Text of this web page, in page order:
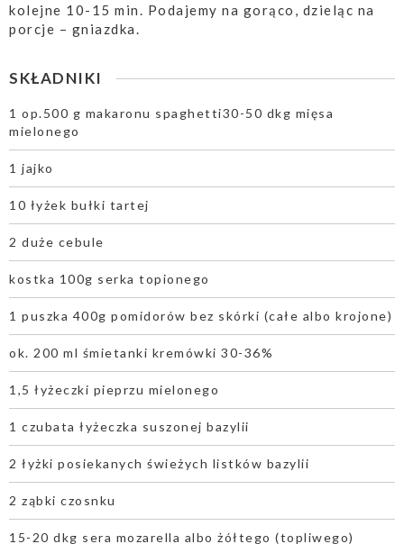
kolejne 10-15 min. Podajemy na gorąco, dzieląc na
porcje – gniazdka.
SKŁADNIKI
1 op.500 g makaronu spaghetti30-50 dkg mięsa
mielonego
1 jajko
10 łyżek bułki tartej
2 duże cebule
kostka 100g serka topionego
1 puszka 400g pomidorów bez skórki (całe albo krojone)
ok. 200 ml śmietanki kremówki 30-36%
1,5 łyżeczki pieprzu mielonego
1 czubata łyżeczka suszonej bazylii
2 łyżki posiekanych świeżych listków bazylii
2 ząbki czosnku
15-20 dkg sera mozarella albo żółtego (topliwego)